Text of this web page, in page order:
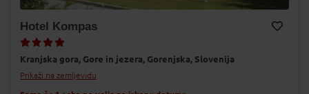
Hotel Kompas
Kranjska gora, Gore in jezera, Gorenjska, Slovenija
Prikaži na zemljevidu